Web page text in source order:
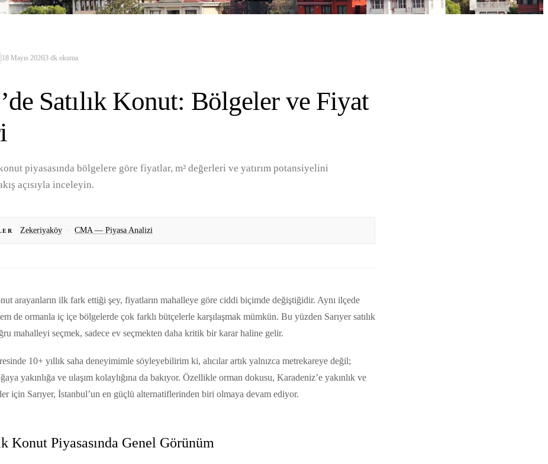
18 Mayıs 20263 dk okuma
Satılık Konut: Bölgeler ve Fiyat
konut piyasasında bölgelere göre fiyatlar, m² değerleri ve yatırım potansiyelini
açısıyla inceleyin.
Zekeriyaköy · CMA — Piyasa Analizi
arayanların ilk fark ettiği şey, fiyatların mahalleye göre ciddi biçimde değiştiğidir. Aynı ilçede
de ormanla iç içe bölgelerde çok farklı bütçelerle karşılaşmak mümkün. Bu yüzden Sarıyer satılık
mahalleyi seçmek, sadece ev seçmekten daha kritik bir karar haline gelir.
10+ yıllık saha deneyimimle söyleyebilirim ki, alıcılar artık yalnızca metrekareye değil;
yakınlığa ve ulaşım kolaylığına da bakıyor. Özellikle orman dokusu, Karadeniz’e yakınlık ve
için Sarıyer, İstanbul’un en güçlü alternatiflerinden biri olmaya devam ediyor.
Konut Piyasasında Genel Görünüm